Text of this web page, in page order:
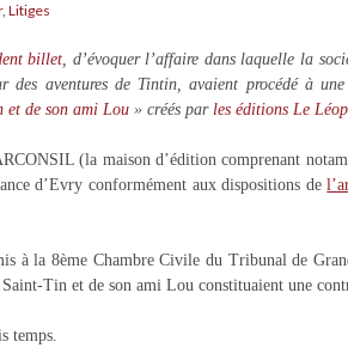
, Litiges
billet, d’évoquer l’affaire dans laquelle la
des aventures de Tintin, avaient procédé à
et de son ami Lou » créés par les éditions Le
(la maison d’édition comprenant
d’Evry conformément aux dispositions de
à la 8ème Chambre Civile du Tribunal de
Tin et de son ami Lou constituaient une
temps.